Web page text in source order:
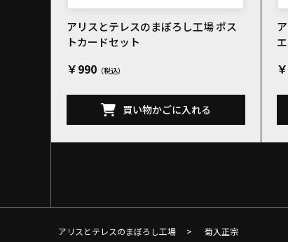
アリスとテレスのまぼろし工場 ポス
トカードセット
￥990
買い物かごに入れる
アリスとテレスのまぼろし工場 > 菊入正宗